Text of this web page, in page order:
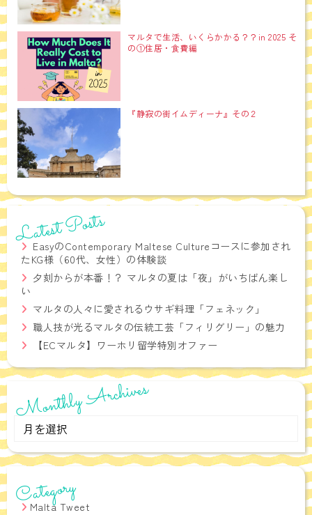
マルタで生活、いくらかかる？？in 2025 そ
の①住居・食費編
『静寂の街イムディーナ』その２
Latest Posts
EasyのContemporary Maltese Cultureコースに参加され
たKG様（60代、女性）の体験談
夕刻からが本番！？ マルタの夏は「夜」がいちばん楽し
い
マルタの人々に愛されるウサギ料理「フェネック」
職人技が光るマルタの伝統工芸「フィリグリー」の魅力
【ECマルタ】ワーホリ留学特別オファー
Monthly Archives
Monthly
Archives
Category
Malta Tweet